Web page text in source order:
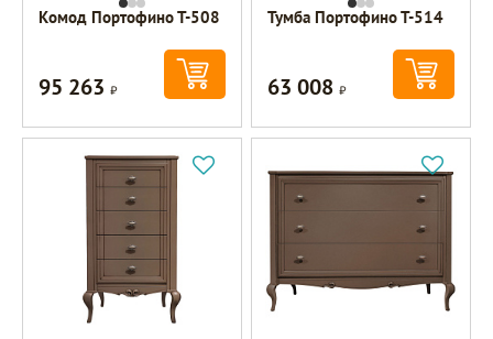
Комод Портофино Т-508
95 263Р
Тумба Портофино Т-514
63 008Р